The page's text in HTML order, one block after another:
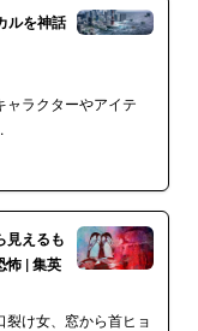
ルを神話
ャラクターやアイテ
見えるも
| 集英
け女、窓から首ヒョ